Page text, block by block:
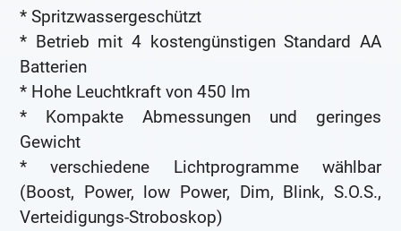
* Spritzwassergeschützt
* Betrieb mit 4 kostengünstigen Standard AA
Batterien
* Hohe Leuchtkraft von 450 lm
* Kompakte Abmessungen und geringes
Gewicht
* verschiedene Lichtprogramme wählbar
(Boost, Power, low Power, Dim, Blink, S.O.S.,
Verteidigungs-Stroboskop)